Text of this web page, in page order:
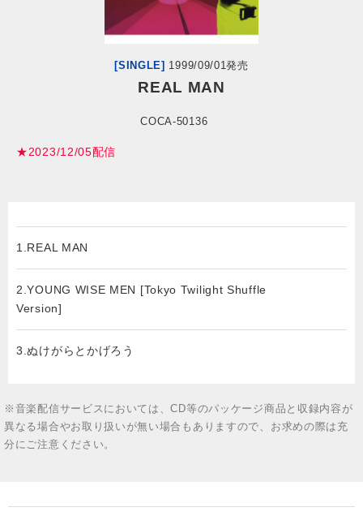
[SINGLE] 1999/09/01発売
REAL MAN
COCA-50136
★2023/12/05配信
1.REAL MAN
2.YOUNG WISE MEN [Tokyo Twilight Shuffle
Version]
3.ぬけがらとかげろう
※音楽配信サービスにおいては、CD等のパッケージ商品と収録内容が
異なる場合やお取り扱いが無い場合もありますので、お求めの際は充
分にご注意ください。